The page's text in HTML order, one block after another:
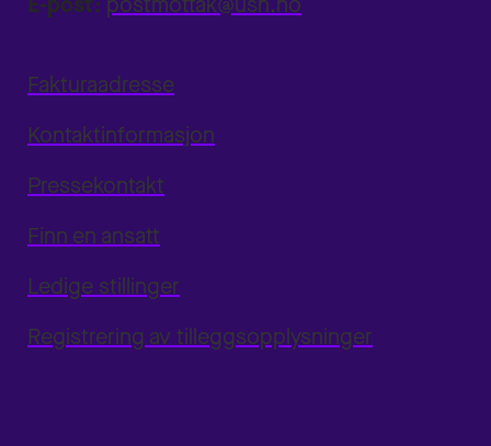
Fakturaadresse
Kontaktinformasjon
Pressekontakt
Finn en ansatt
Ledige stillinger
Registrering av tilleggsopplysninger